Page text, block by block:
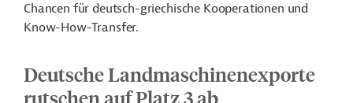
Chancen für deutsch-griechische Kooperationen und
Know-How-Transfer.
Deutsche Landmaschinenexporte
rutschen auf Platz 3 ab